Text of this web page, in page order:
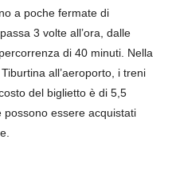
a poche fermate di
3 volte all’ora, dalle
di 40 minuti. Nella
all’aeroporto, i treni
del biglietto è di 5,5
essere acquistati